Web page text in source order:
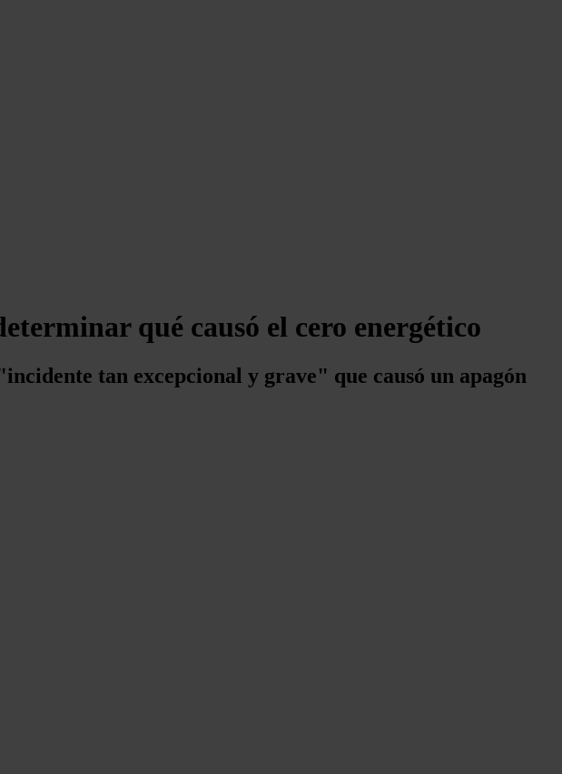
qué causó el cero energético
tan excepcional y grave" que causó un apagón